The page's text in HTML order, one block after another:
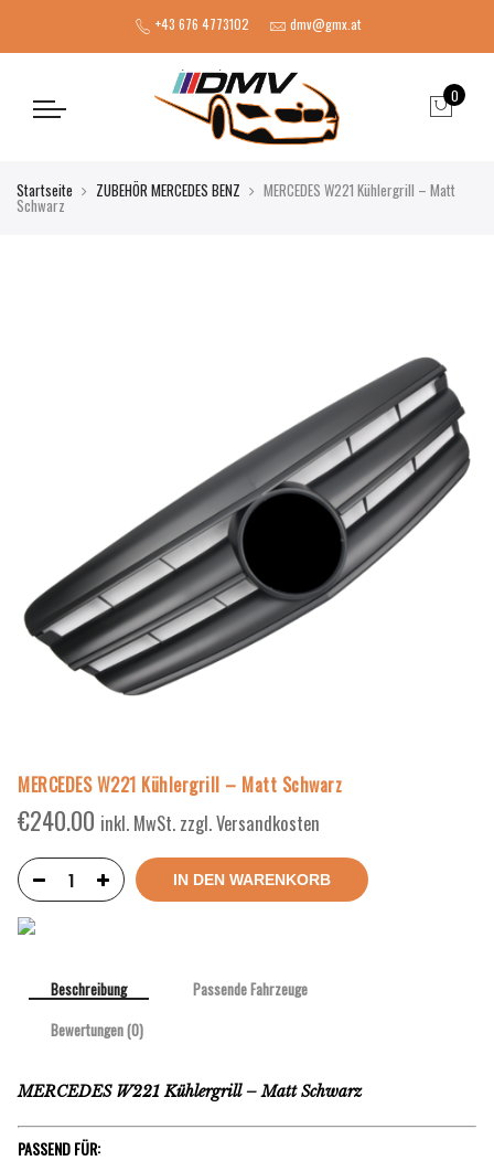
+43 676 4773102 dmv@gmx.at
0
Startseite ZUBEHÖR MERCEDES BENZ MERCEDES W221 Kühlergrill – Matt
Schwarz
MERCEDES W221 Kühlergrill – Matt Schwarz
€240.00 inkl. MwSt. zzgl. Versandkosten
IN DEN WARENKORB
Beschreibung
Passende Fahrzeuge
Bewertungen (0)
MERCEDES W221 Kühlergrill – Matt Schwarz
PASSEND FÜR: